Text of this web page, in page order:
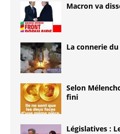
Macron va
La connerie
Selon
fini
Législatives :